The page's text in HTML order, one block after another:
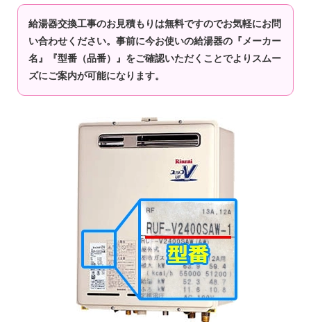
給湯器交換工事のお見積もりは無料ですのでお気軽にお問
い合わせください。事前に今お使いの給湯器の『メーカー
名』『型番（品番）』をご確認いただくことでよりスムー
ズにご案内が可能になります。